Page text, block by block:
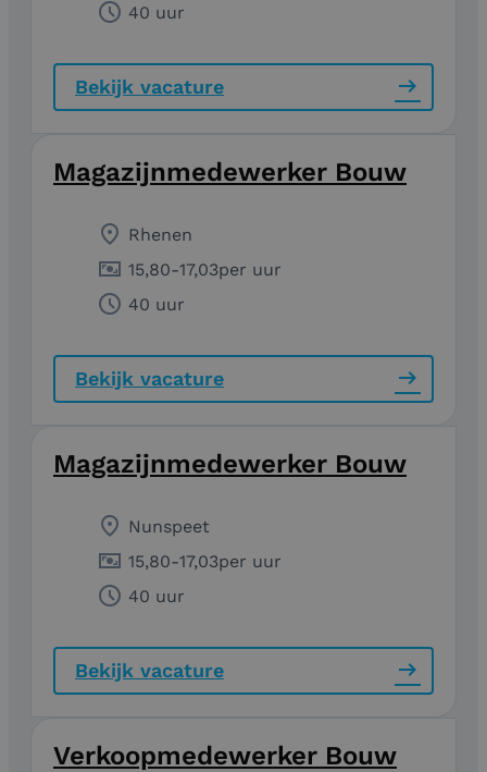
40 uur
Bekijk vacature
Magazijnmedewerker Bouw
Rhenen
15,80-17,03per uur
40 uur
Bekijk vacature
Magazijnmedewerker Bouw
Nunspeet
15,80-17,03per uur
40 uur
Bekijk vacature
Verkoopmedewerker Bouw